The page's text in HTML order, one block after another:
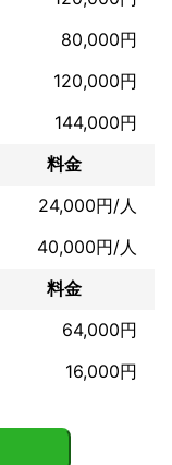
80,000円
120,000円
144,000円
料金
24,000円/人
40,000円/人
料金
64,000円
16,000円